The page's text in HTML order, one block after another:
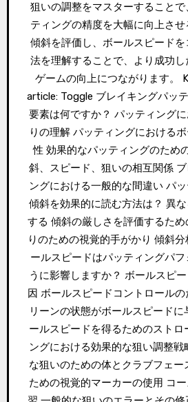
狙いの調整をマスターすること
ティングの精度を大幅に向上させ
傾斜を評価し、ボールスピード
法を理解することで、より成功
ゲームの向上につながります。
article: Toggle ブレイキングパッ
要素は何ですか？ パッティング
りの理解 パッティングにおける
性 効果的なパッティングのため
斜、スピード、狙いの相互関係
ングにおける一般的な間違い パ
傾斜を効果的に読む方法は？ 異
する 傾斜の厳しさを評価するた
りのための視覚的手がかり 傾斜
ールスピードはパッティングパ
うに影響しますか？ ボールスピ
因 ボールスピードコントロール
リーンの状態がボールスピード
ールスピードを得るためのストロ
ングにおける効果的な狙い調整
な狙いのための体とクラブフェ
ための視覚的マーカーの使用 コ